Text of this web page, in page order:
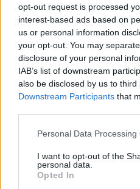
opt-out request is processed
interest-based ads based on
us or personal information
your opt-out. You may
disclosure of your personal
IAB’s list of downstream
also be disclosed by us to third
Downstream Participants that
Please note that this website/
not limited to your visit or
grant or deny consent to
use your data for below
Personal Data Processing
I want to opt-out of the
personal data.
Opted In
hiszen nem fogsz aggódni a
vetett hit segít legyőzni az
Hét év szerencse vár, ha
beírása után gördítesz lejjebb!
SZŰZ
események következnek,